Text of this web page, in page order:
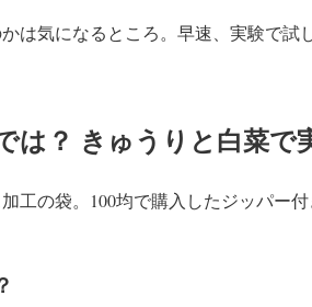
は気になるところ。早速、実験で試
は？ きゅうりと白菜で
工の袋。100均で購入したジッパー